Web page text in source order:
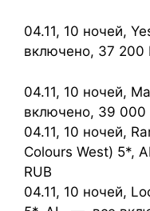
04.11, 10 ночей,
включено, 37 200
04.11, 10 ночей,
включено, 39 000
04.11, 10 ночей,
Colours West) 5*,
RUB
04.11, 10 ночей,